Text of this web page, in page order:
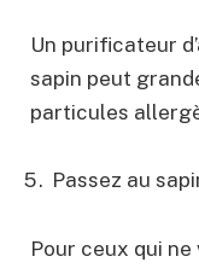
Un purificateur
sapin peut
particules
Passez au
Pour ceux qui